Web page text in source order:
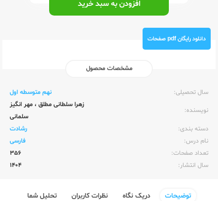
افزودن به سبد خرید
دانلود رایگان pdf صفحات
مشخصات محصول
سال تحصیلی:‌
نهم متوسطه اول
نویسنده:‌
زهرا سلطانی مطلق ، مهر انگیز
سلمانی
دسته بندی:
رشادت
نام درس:
فارسی
تعداد صفحات:‌
356
سال انتشار:‌
1404
توضیحات دریک نگاه نظرات کاربران تحلیل شما